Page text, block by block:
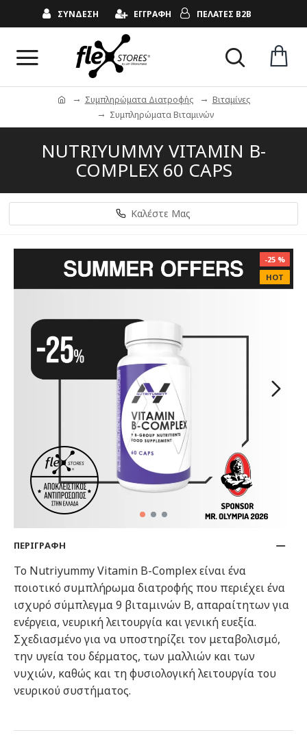
ΣΥΝΔΕΣΗ ΕΓΓΡΑΦΗ ΠΕΛΑΤΕΣ B2B
Συμπληρώματα Διατροφής
Βιταμίνες
Συμπληρώματα Βιταμινών
NUTRIYUMMY VITAMIN B-
COMPLEX 60 CAPS
Καλέστε Μας
HOT
-25 %
ΠΕΡΙΓΡΑΦΗ
Το Nutriyummy Vitamin B-Complex είναι ένα
ποιοτικό συμπλήρωμα διατροφής που περιέχει ένα
ισχυρό σύμπλεγμα 9 βιταμινών Β, απαραίτητων για
ενέργεια, νευρική λειτουργία και γενική ευεξία.
Σχεδιασμένο για να υποστηρίζει τον μεταβολισμό,
την υγεία του δέρματος, των μαλλιών και των
νυχιών, καθώς και τη φυσιολογική λειτουργία του
νευρικού συστήματος.